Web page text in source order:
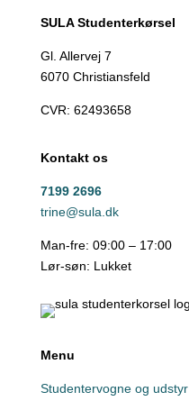
SULA Studenterkørsel
Gl. Allervej 7
6070 Christiansfeld
CVR: 62493658
Kontakt os
7199 2696
trine@sula.dk
Man-fre: 09:00 – 17:00
Lør-søn: Lukket
Menu
Studentervogne og udstyr